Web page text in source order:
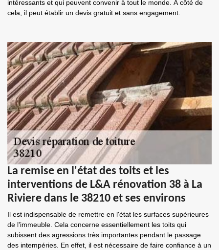
intéressants et qui peuvent convenir à tout le monde. À côté de
cela, il peut établir un devis gratuit et sans engagement.
La remise en l'état des toits et les
interventions de L&A rénovation 38 à La
Riviere dans le 38210 et ses environs
Il est indispensable de remettre en l'état les surfaces supérieures
de l'immeuble. Cela concerne essentiellement les toits qui
subissent des agressions très importantes pendant le passage
des intempéries. En effet, il est nécessaire de faire confiance à un